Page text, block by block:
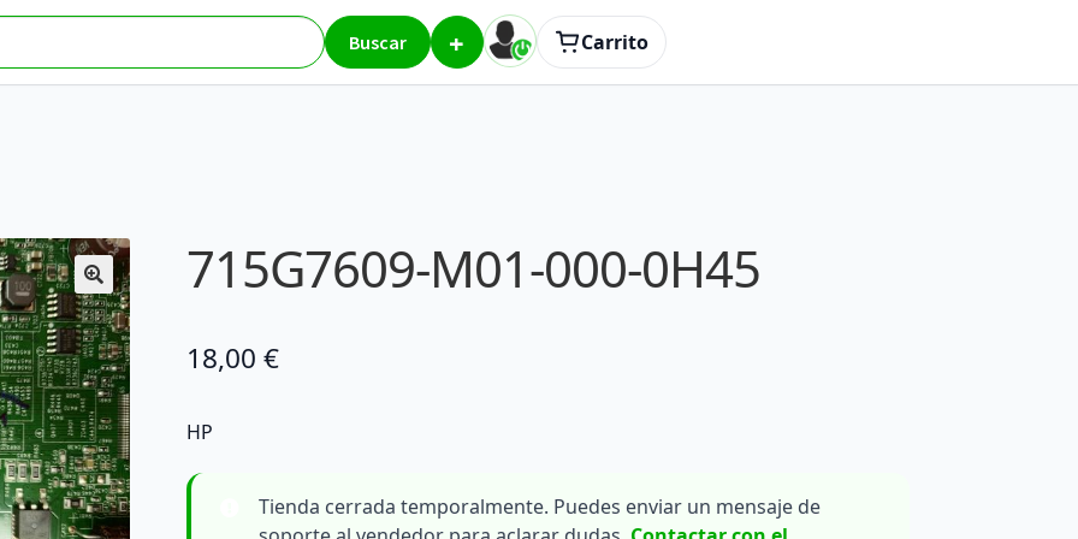
Buscar + Carrito
715G7609-M01-000-0H45
18,00 €
HP
Tienda cerrada temporalmente. Puedes enviar un mensaje de